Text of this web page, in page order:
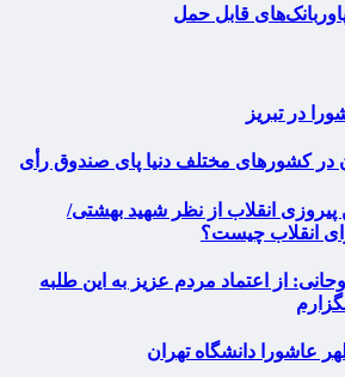
قابل حمل
در تبریز
در کشورهای مختلف دنیا پای صندوق رأی
انقلاب از نظر شهید بهشتی/
انقلاب چیست؟
از اعتماد مردم عزیز به این طلبه
عاشورا دانشگاه تهران